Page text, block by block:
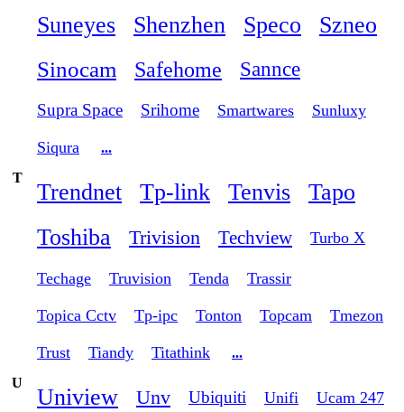
Suneyes
Shenzhen Speco Szneo
Sinocam Safehome Sannce
Supra Space Srihome Smartwares Sunluxy
Siqura
...
T
Trendnet Tp-link Tenvis
Tapo
Toshiba
Trivision Techview Turbo X
Techage Truvision Tenda Trassir
Topica Cctv Tp-ipc Tonton Topcam Tmezon
Trust Tiandy Titathink
...
U
Uniview Unv Ubiquiti Unifi Ucam 247